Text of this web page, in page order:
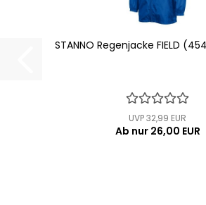
STANNO Regenjacke FIELD
UVP 32,99 EUR
Ab nur 26,00 EUR